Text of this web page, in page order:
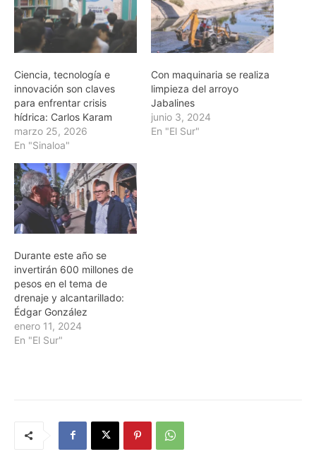
Ciencia, tecnología e
innovación son claves
para enfrentar crisis
hídrica: Carlos Karam
marzo 25, 2026
En "Sinaloa"
Con maquinaria se realiza
limpieza del arroyo
Jabalines
junio 3, 2024
En "El Sur"
Durante este año se
invertirán 600 millones de
pesos en el tema de
drenaje y alcantarillado:
Édgar González
enero 11, 2024
En "El Sur"